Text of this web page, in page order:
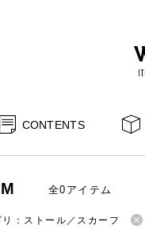
CONTENTS
全0アイテム
リ：ストール／スカーフ